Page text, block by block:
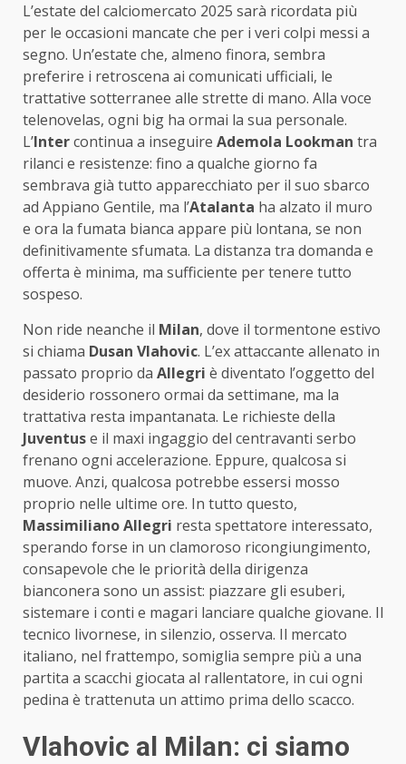
L’estate del calciomercato 2025 sarà ricordata più
per le occasioni mancate che per i veri colpi messi a
segno. Un’estate che, almeno finora, sembra
preferire i retroscena ai comunicati ufficiali, le
trattative sotterranee alle strette di mano. Alla voce
telenovelas, ogni big ha ormai la sua personale.
L’Intercontinua a inseguire Ademola Lookman tra
rilanci e resistenze: fino a qualche giorno fa
sembrava già tutto apparecchiato per il suo sbarco
ad Appiano Gentile, ma l’Atalanta ha alzato il muro
e ora la fumata bianca appare più lontana, se non
definitivamente sfumata. La distanza tra domanda e
offerta è minima, ma sufficiente per tenere tutto
sospeso.
Non ride neanche il Milan, dove il tormentone estivo
si chiama Dusan Vlahovic. L’ex attaccante allenato in
passato proprio da Allegri è diventato l’oggetto del
desiderio rossonero ormai da settimane, ma la
trattativa resta impantanata. Le richieste della
Juventuse il maxi ingaggio del centravanti serbo
frenano ogni accelerazione. Eppure, qualcosa si
muove. Anzi, qualcosa potrebbe essersi mosso
proprio nelle ultime ore. In tutto questo,
Massimiliano Allegri resta spettatore interessato,
sperando forse in un clamoroso ricongiungimento,
consapevole che le priorità della dirigenza
bianconera sono un assist: piazzare gli esuberi,
sistemare i conti e magari lanciare qualche giovane. Il
tecnico livornese, in silenzio, osserva. Il mercato
italiano, nel frattempo, somiglia sempre più a una
partita a scacchi giocata al rallentatore, in cui ogni
pedina è trattenuta un attimo prima dello scacco.
Vlahovic al Milan: ci siamo